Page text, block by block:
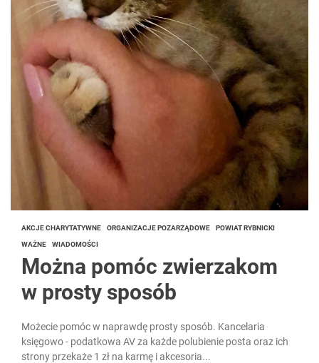
AKCJE CHARYTATYWNE ORGANIZACJE POZARZĄDOWE POWIAT RYBNICKI
WAŻNE WIADOMOŚCI
Można pomóc zwierzakom
w prosty sposób
Możecie pomóc w naprawdę prosty sposób. Kancelaria
księgowo - podatkowa AV za każde polubienie posta oraz ich
strony przekaże 1 zł na karmę i akcesoria...